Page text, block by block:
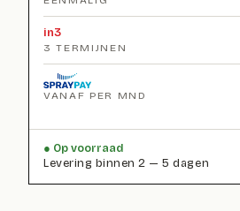
in3
3 TERMIJNEN
VANAF PER MND
Op voorraad
Levering binnen 2 — 5 dagen